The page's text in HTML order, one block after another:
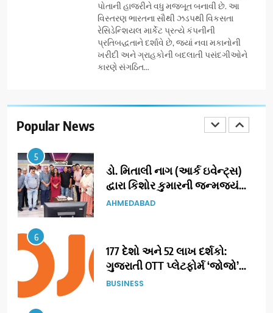
પોતાની હાજરીને વધુ મજબૂત બનાવી છે. આ
વિસ્તરણ ભારતના સૌથી ઝડપથી વિકસતા
રેસિડેન્શિયલ માર્કેટ પ્રત્યે કંપનીની
પ્રતિબદ્ધતાને દર્શાવે છે, જ્યાં નવા મકાનોની
ખરીદી અને ગ્રાહકોની બદલાતી પસંદગીઓને
કારણે સંગઠિત...
Popular News
ડીઝાઇન કેફેએ સુરતીઓ માટે નવું
એક્સપિરિયન્સ સેન્ટર ખોલ્યું,
ગુજરાતમાં પોતાની હાજરી વધુ
મજબૂત બનાવી
BUSINESS
તૈયાર કરતાં: ટીમલીઝ સ્કિલ્સ
યુનિવર્સિટીએ 65 સ્નાતકોને ડિગ્રી
5
ડો. મિતાલી નાગ (આર્ક ઇવેન્ટ્સ)
દ્વારા કિશોર કુમારની જન્મજયંતિ
નિમિત્તે સંગીતમય શ્રદ્ધાંજલિ
AHMEDABAD
6
177 દેશો અને 52 લાખ દર્શકો:
ગુજરાતી OTT પ્લેટફોર્મ ‘જોજો’
(JOJO) નો વિશ્વભરમાં દબદબો
BUSINESS